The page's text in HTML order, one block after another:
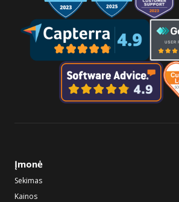
Įmonė
Sekimas
Kainos